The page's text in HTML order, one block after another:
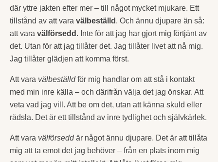
där yttre jakten efter mer – till något mycket mjukare. Ett
tillstånd av att vara välbeställd . Och ännu djupare än så:
att vara välförsedd . Inte för att jag har gjort mig förtjänt av
det. Utan för att jag tillåter det. Jag tillåter livet att nå mig.
Jag tillåter glädjen att komma först.
Att vara välbeställdför mig handlar om att stå i kontakt
med min inre källa – och därifrån välja det jag önskar. Att
veta vad jag vill. Att be om det, utan att känna skuld eller
rädsla. Det är ett tillstånd av inre tydlighet och självkärlek.
Att vara välförseddär något ännu djupare. Det är att tillåta
mig att ta emot det jag behöver – från en plats inom mig